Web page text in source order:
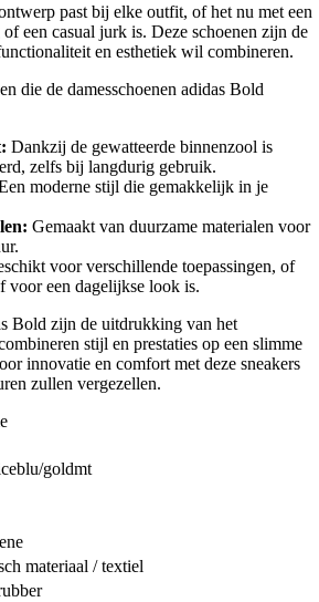
past bij elke outfit, of het nu met een
een casual jurk is. Deze schoenen zijn de
en esthetiek wil combineren.
die de damesschoenen adidas Bold
Dankzij de gewatteerde binnenzool is
zelfs bij langdurig gebruik.
moderne stijl die gemakkelijk in je
Gemaakt van duurzame materialen voor
voor verschillende toepassingen, of
voor een dagelijkse look is.
Bold zijn de uitdrukking van het
stijl en prestaties op een slimme
innovatie en comfort met deze sneakers
zullen vergezellen.
goldmt
materiaal / textiel